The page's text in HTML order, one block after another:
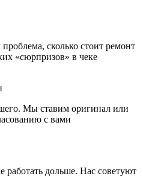
сколько стоит ремонт
«сюрпризов» в чеке
Мы ставим оригинал или
с вами
работать дольше. Нас советуют